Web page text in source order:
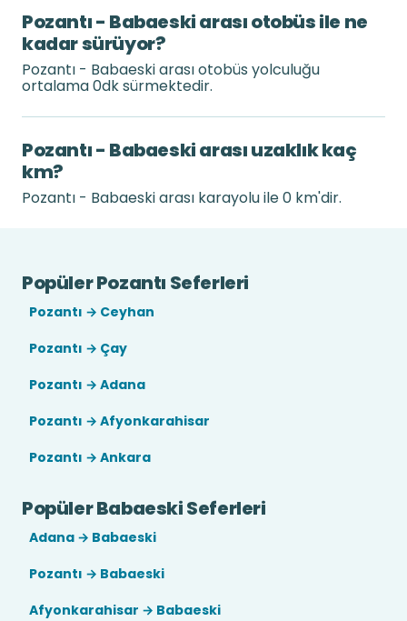
Pozantı - Babaeski arası otobüs ile ne
kadar sürüyor?
Pozantı - Babaeski arası otobüs yolculuğu
ortalama 0dk sürmektedir.
Pozantı - Babaeski arası uzaklık kaç
km?
Pozantı - Babaeski arası karayolu ile 0 km'dir.
Popüler Pozantı Seferleri
Pozantı → Ceyhan
Pozantı → Çay
Pozantı → Adana
Pozantı → Afyonkarahisar
Pozantı → Ankara
Popüler Babaeski Seferleri
Adana → Babaeski
Pozantı → Babaeski
Afyonkarahisar → Babaeski